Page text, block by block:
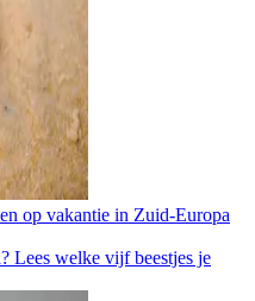
op vakantie in Zuid-Europa
Lees welke vijf beestjes je